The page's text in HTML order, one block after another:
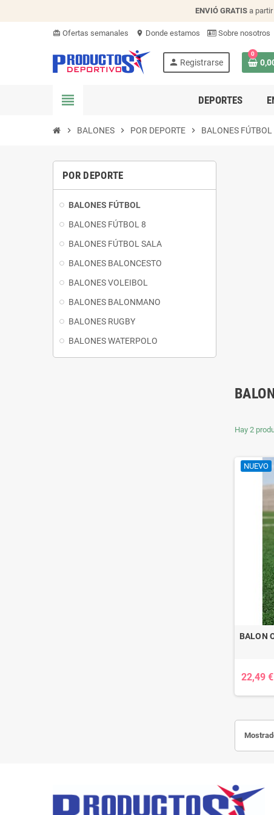
ENVIÓ GRATIS a
card_giftcard Ofertas semanales location_on Donde estamos Sobre nosotros
person Registrarse
0
view_headline DEPORTES
chevron_right BALONES chevron_right POR DEPORTE chevron_right BALONES FÚTBOL
POR DEPORTE
BALONES FÚTBOL
BALONES FÚTBOL 8
BALONES FÚTBOL SALA
BALONES BALONCESTO
BALONES VOLEIBOL
BALONES BALONMANO
BALONES RUGBY
BALONES WATERPOLO
Hay 2
NUEVO
BALON
22,49 €